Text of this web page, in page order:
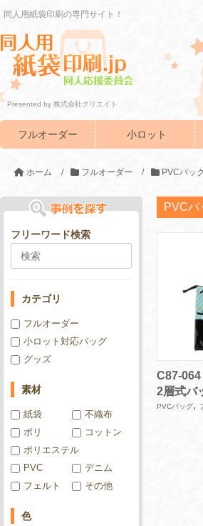
同人用紙袋印刷の専門サイト！
Presented by 株式会社クリエイト
フルオーダー 小ロット
ホーム / フルオーダー / PVCバッ
PVCバ
C87-
2層式バ
PVCバッグ,
フリーワード検索
カテゴリ
フルオーダー
小ロット対応バッグ
グッズ
素材
紙袋
不織布
ポリ
コットン
ポリエステル
PVC
デニム
フェルト
その他
色